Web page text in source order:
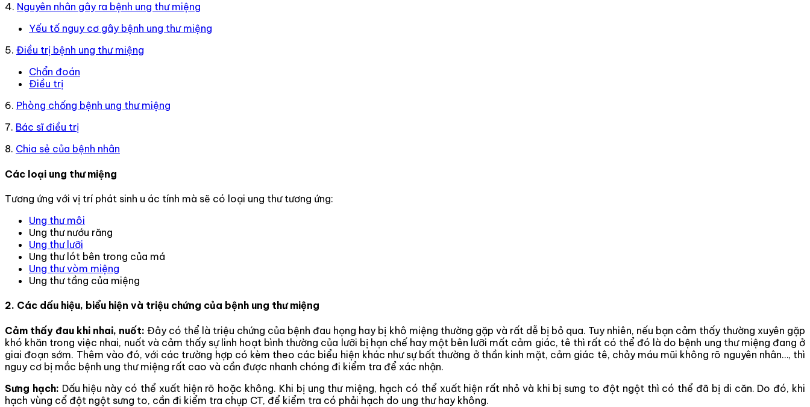
4. Nguyên nhân gây ra bệnh ung thư miệng
Yếu tố nguy cơ gây bệnh ung thư miệng
5. Điều trị bệnh ung thư miệng
Chẩn đoán
Điều trị
6. Phòng chống bệnh ung thư miệng
7. Bác sĩ điều trị
8. Chia sẻ của bệnh nhân
Các loại ung thư miệng
Tương ứng với vị trí phát sinh u ác tính mà sẽ có loại ung thư tương ứng:
Ung thư môi
Ung thư nướu răng
Ung thư lưỡi
Ung thư lót bên trong của má
Ung thư vòm miệng
Ung thư tầng của miệng
2. Các dấu hiệu, biểu hiện và triệu chứng của bệnh ung thư miệng
Cảm thấy đau khi nhai, nuốt: Đây có thể là triệu chứng của bệnh đau họng hay bị khô miệng thường gặp và rất dễ bị bỏ qua. Tuy nhiên, nếu bạn cảm thấy thường xuyên gặp
khó khăn trong việc nhai, nuốt và cảm thấy sự linh hoạt bình thường của lưỡi bị hạn chế hay một bên lưỡi mất cảm giác, tê thì rất có thể đó là do bệnh ung thư miệng đang ở
giai đoạn sớm. Thêm vào đó, với các trường hợp có kèm theo các biểu hiện khác như sự bất thường ở thần kinh mặt, cảm giác tê, chảy máu mũi không rõ nguyên nhân…, thì
nguy cơ bị mắc bệnh ung thư miệng rất cao và cần được nhanh chóng đi kiểm tra để xác nhận.
Sưng hạch: Dấu hiệu này có thể xuất hiện rõ hoặc không. Khi bị ung thư miệng, hạch có thể xuất hiện rất nhỏ và khi bị sưng to đột ngột thì có thể đã bị di căn. Do đó, khi
hạch vùng cổ đột ngột sưng to, cần đi kiểm tra chụp CT, để kiểm tra có phải hạch do ung thư hay không.